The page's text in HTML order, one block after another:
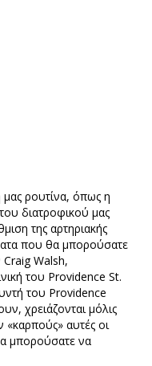
μας ρουτίνα, όπως η
διατροφικού μας
της αρτηριακής
που θα μπορούσατε
Walsh,
του Providence St.
του Providence
χρειάζονται μόλις
αυτές οι
μπορούσατε να